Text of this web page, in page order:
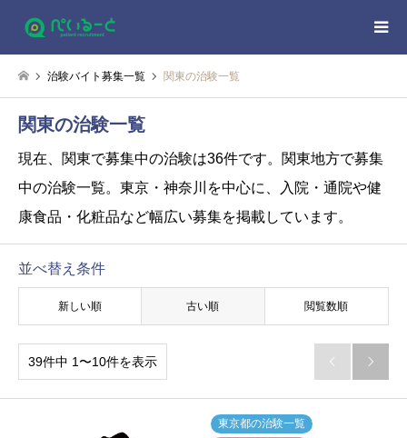
治験バイト募集一覧 関東の治験一覧
関東の治験一覧
現在、関東で募集中の治験は36件です。 関東地方で募集
中の治験一覧。東京・神奈川を中心に、入院・通院や健
康食品・化粧品など幅広い募集を掲載しています。
並べ替え条件
新しい順 古い順 閲覧数順
39件中 1〜10件を表示  
東京都の治験一覧